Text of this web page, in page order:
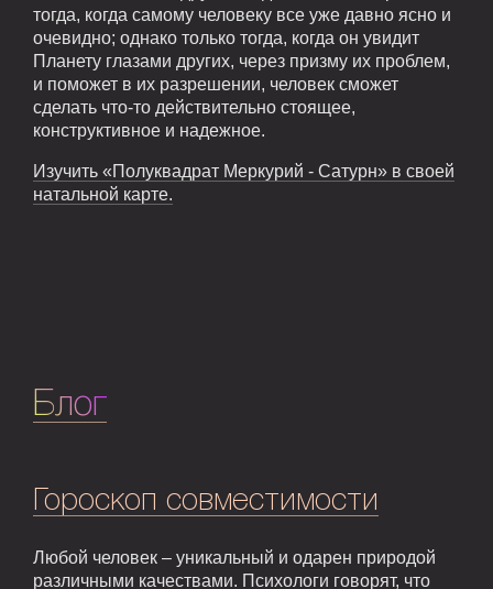
тогда, когда самому человеку все уже давно ясно и
очевидно; однако только тогда, когда он увидит
Планету глазами других, через призму их проблем,
и поможет в их разрешении, человек сможет
сделать что-то действительно стоящее,
конструктивное и надежное.
Изучить «Полуквадрат Меркурий - Сатурн» в своей
натальной карте.
Блог
Гороскоп совместимости
Любой человек – уникальный и одарен природой
различными качествами. Психологи говорят, что